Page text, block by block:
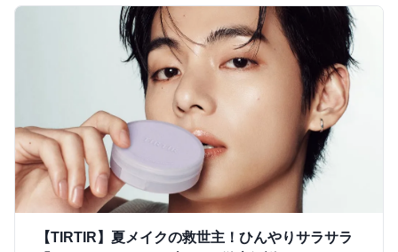
【TIRTIR】夏メイクの救世主！ひんやりサラサラ